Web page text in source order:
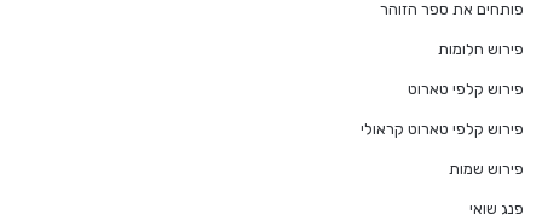
פותחים את ספר הזוהר
פירוש חלומות
פירוש קלפי טארוט
פירוש קלפי טארוט קראולי
פירוש שמות
פנג שואי